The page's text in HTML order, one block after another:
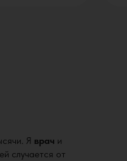
Я врач и
случается от